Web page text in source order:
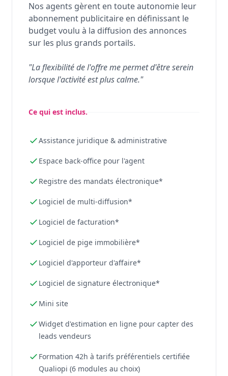
Nos agents gèrent en toute autonomie leur
abonnement publicitaire en définissant le
budget voulu à la diffusion des annonces
sur les plus grands portails.
"La flexibilité de l'offre me permet d'être serein
lorsque l'activité est plus calme."
Ce qui est inclus.
Assistance juridique & administrative
Espace back-office pour l'agent
Registre des mandats électronique*
Logiciel de multi-diffusion*
Logiciel de facturation*
Logiciel de pige immobilière*
Logiciel d'apporteur d'affaire*
Logiciel de signature électronique*
Mini site
Widget d'estimation en ligne pour capter des
leads vendeurs
Formation 42h à tarifs préférentiels certifiée
Qualiopi (6 modules au choix)